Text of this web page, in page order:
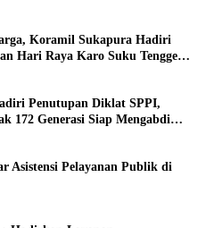
Koramil Sukapura Hadiri
Hari Raya Karo Suku Tengger
Penutupan Diklat SPPI,
172 Generasi Siap Mengabdi
Asistensi Pelayanan Publik di